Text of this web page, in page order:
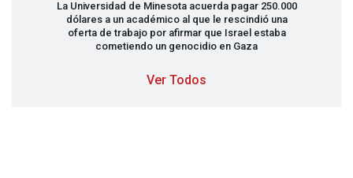
La Universidad de Minesota acuerda pagar 250.000
dólares a un académico al que le rescindió una
oferta de trabajo por afirmar que Israel estaba
cometiendo un genocidio en Gaza
Ver Todos